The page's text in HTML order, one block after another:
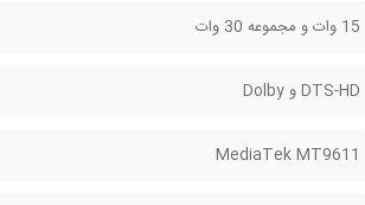
15 وات و مجموعه 30 وات
DTS-HD و Dolby
MediaTek MT9611